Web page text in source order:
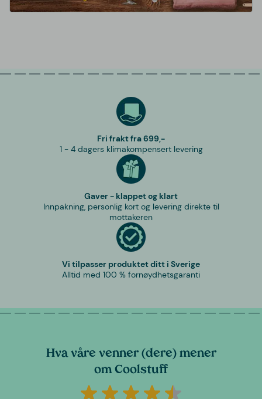
Fri frakt fra 699,-
1 - 4 dagers klimakompensert levering
Gaver - klappet og klart
Innpakning, personlig kort og levering direkte til
mottakeren
Vi tilpasser produktet ditt i Sverige
Alltid med 100 % fornøydhetsgaranti
Hva våre venner (dere) mener
om Coolstuff